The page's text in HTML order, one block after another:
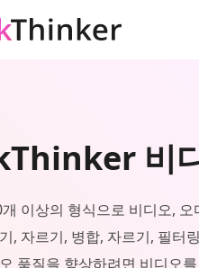
비
이상의 형식으로 비디오,
, 자르기, 병합, 자르기, 필터
품질을 향상하려면 비디오